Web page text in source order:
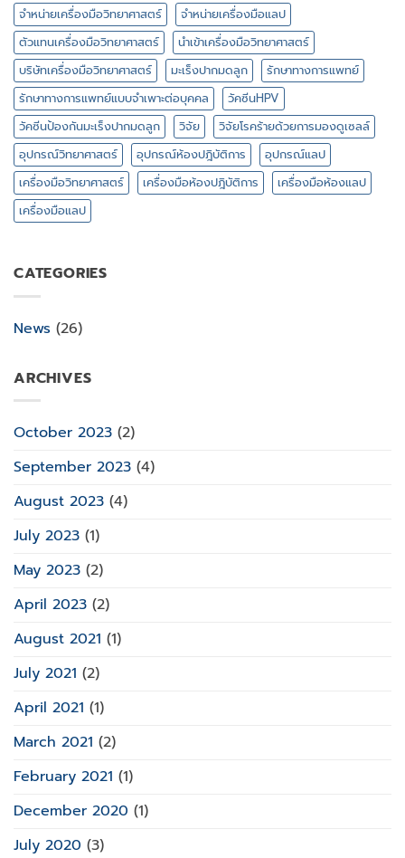
จำหน่ายเครื่องมือวิทยาศาสตร์
จำหน่ายเครื่องมือแลป
ตัวแทนเครื่องมือวิทยาศาสตร์
นำเข้าเครื่องมือวิทยาศาสตร์
บริษัทเครื่องมือวิทยาศาสตร์
มะเร็งปากมดลูก
รักษาทางการแพทย์
รักษาทางการแพทย์แบบจำเพาะต่อบุคคล
วัคซีนHPV
วัคซีนป้องกันมะเร็งปากมดลูก
วิจัย
วิจัยโรคร้ายด้วยการมองดูเซลล์
อุปกรณ์วิทยาศาสตร์
อุปกรณ์ห้องปฎิบัติการ
อุปกรณ์แลป
เครื่องมือวิทยาศาสตร์
เครื่องมือห้องปฎิบัติการ
เครื่องมือห้องแลป
เครื่องมือแลป
CATEGORIES
News (26)
ARCHIVES
October 2023 (2)
September 2023 (4)
August 2023 (4)
July 2023 (1)
May 2023 (2)
April 2023 (2)
August 2021 (1)
July 2021 (2)
April 2021 (1)
March 2021 (2)
February 2021 (1)
December 2020 (1)
July 2020 (3)